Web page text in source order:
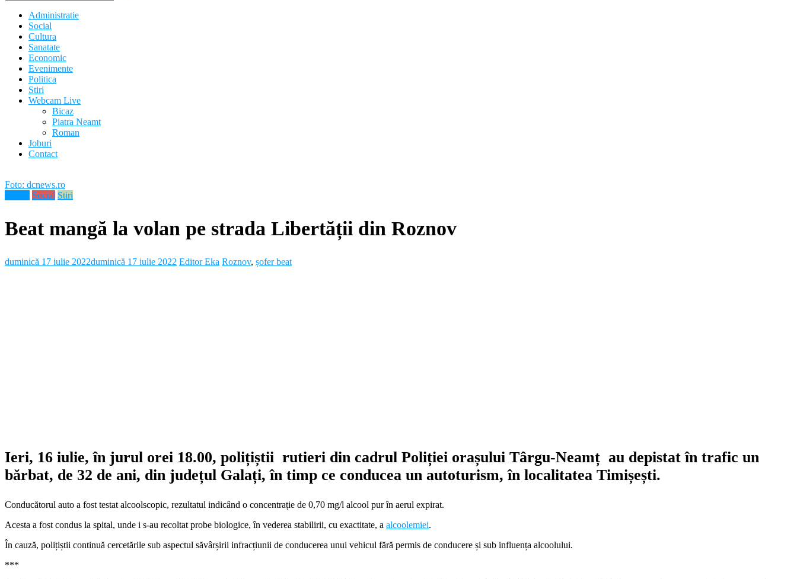
Administratie
Social
Cultura
Sanatate
Economic
Evenimente
Politica
Stiri
Webcam Live
Bicaz
Piatra Neamt
Roman
Joburi
Contact
Foto: dcnews.ro
Social Stiri
Beat mangă la volan pe strada Libertății din Roznov
duminică 17 iulie 2022duminică 17 iulie 2022 Editor Eka Roznov, șofer beat
Ieri, 16 iulie, în jurul orei 18.00, polițiștii rutieri din cadrul Poliției orașului Târgu-Neamț au depistat în trafic un
bărbat, de 32 de ani, din județul Galați, în timp ce conducea un autoturism, în localitatea Timișești.
Conducătorul auto a fost testat alcoolscopic, rezultatul indicând o concentrație de 0,70 mg/l alcool pur în aerul expirat.
Acesta a fost condus la spital, unde i s-au recoltat probe biologice, în vederea stabilirii, cu exactitate, a alcoolemiei.
În cauză, polițiștii continuă cercetările sub aspectul săvârșirii infracțiunii de conducerea unui vehicul fără permis de conducere și sub influența alcoolului.
***